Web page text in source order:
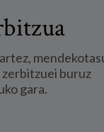
buruz
gara.